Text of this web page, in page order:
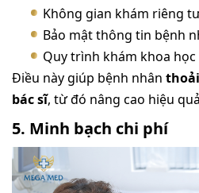
Không gian khám riêng
Bảo mật thông tin bệnh
Quy trình khám khoa học
Điều này giúp bệnh nhân
bác sĩ, từ đó nâng cao hiệu
5. Minh bạch chi phí